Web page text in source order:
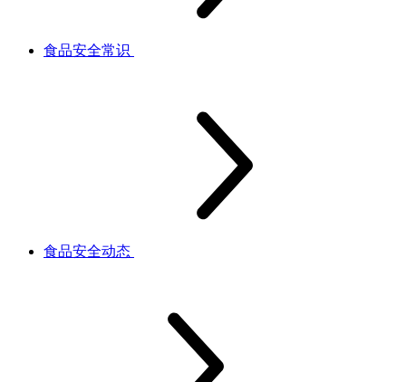
食品安全常识
食品安全动态